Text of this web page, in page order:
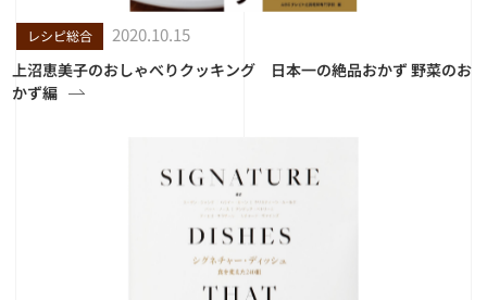
レシピ総合 2020.10.15
上沼恵美子のおしゃべりクッキング 日本一の絶品おかず 野菜のお
かず編